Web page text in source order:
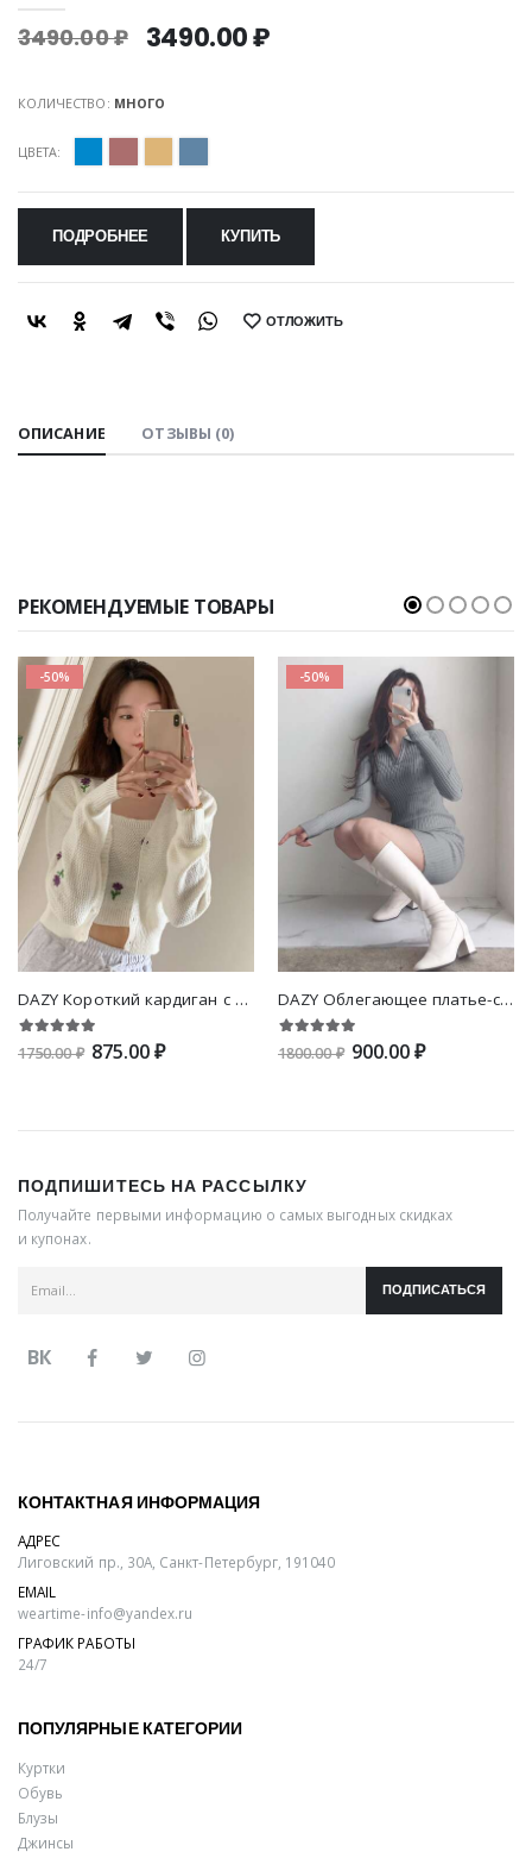
3490.00 ₽ 3490.00 ₽
КОЛИЧЕСТВО: МНОГО
ЦВЕТА:
ПОДРОБНЕЕ КУПИТЬ
SHARE: ОТЛОЖИТЬ
ОПИСАНИЕ ОТЗЫВЫ (0)
РЕКОМЕНДУЕМЫЕ ТОВАРЫ
-50%
DAZY Короткий кардиган с цветочной вышивкой со спущенным плечом
1750.00 ₽ 875.00 ₽
-50%
DAZY Облегающее платье-свитер однотонный вязаный в рубчик
1800.00 ₽ 900.00 ₽
ПОДПИШИТЕСЬ НА РАССЫЛКУ
Получайте первыми информацию о самых выгодных скидках
и купонах.
ПОДПИСАТЬСЯ
ВК
КОНТАКТНАЯ ИНФОРМАЦИЯ
АДРЕС
Лиговский пр., 30А, Санкт-Петербург, 191040
EMAIL
weartime-info@yandex.ru
ГРАФИК РАБОТЫ
24/7
ПОПУЛЯРНЫЕ КАТЕГОРИИ
Куртки
Обувь
Блузы
Джинсы